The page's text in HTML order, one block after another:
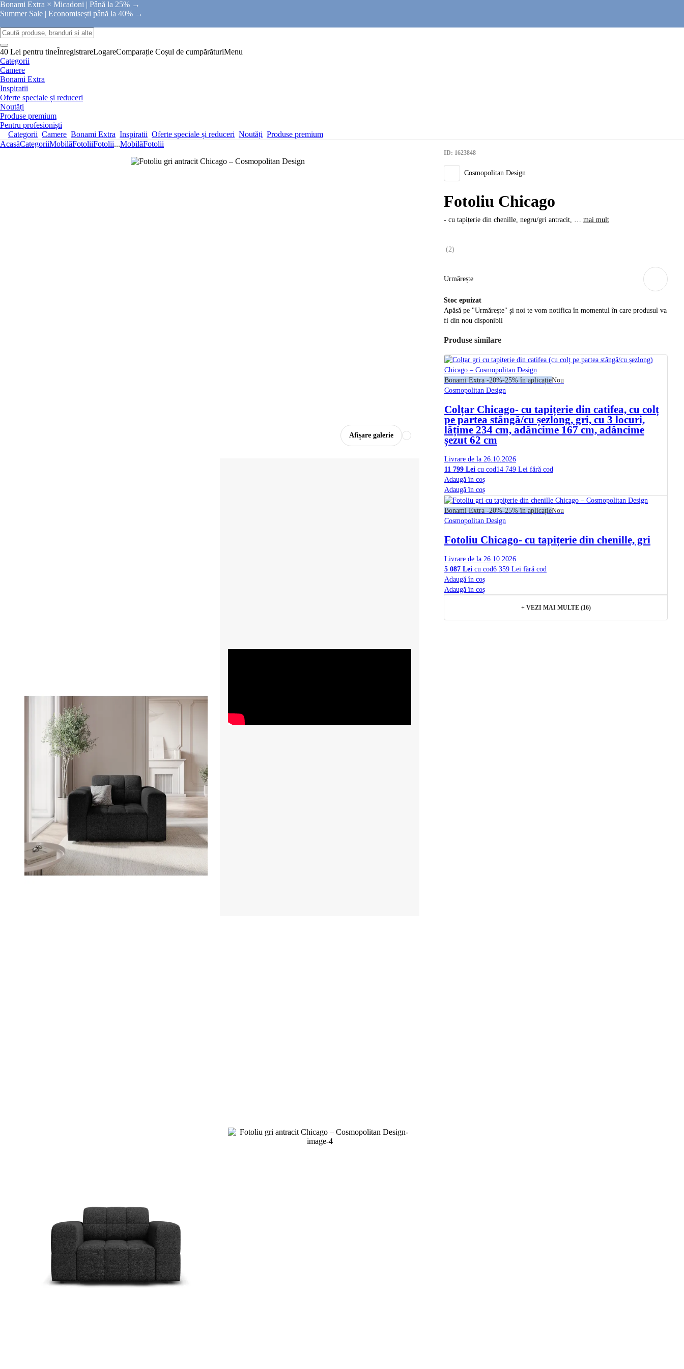
Bonami Extra × Micadoni | Până la 25% →
Summer Sale | Economisești până la 40% →
40 Lei pentru tineÎnregistrareLogareComparație Coșul de cumpărăturiMenu
Categorii
Camere
Bonami Extra
Inspiratii
Oferte speciale și reduceri
Noutăți
Produse premium
Pentru profesioniști
Categorii Camere Bonami Extra Inspiratii Oferte speciale și reduceri Noutăți Produse premium
AcasăCategoriiMobilăFotoliiFotolii...MobilăFotolii
Afișare galerie
ID: 1623848
Cosmopolitan Design
Fotoliu Chicago
- cu tapițerie din chenille, negru/gri antracit, … mai mult
(2)
Urmărește
Stoc epuizat
Apăsă pe "Urmărește" și noi te vom notifica în momentul în care produsul va
fi din nou disponibil
Produse similare
Bonami Extra -20%-25% în aplicațieNou
Cosmopolitan Design
Colțar Chicago- cu tapițerie din catifea, cu colț
pe partea stângă/cu șezlong, gri, cu 3 locuri,
lățime 234 cm, adâncime 167 cm, adâncime
șezut 62 cm
Livrare de la 26.10.2026
11 799 Lei cu cod14 749 Lei fără cod
Adaugă în coș
Adaugă în coș
Bonami Extra -20%-25% în aplicațieNou
Cosmopolitan Design
Fotoliu Chicago- cu tapițerie din chenille, gri
Livrare de la 26.10.2026
5 087 Lei cu cod6 359 Lei fără cod
Adaugă în coș
Adaugă în coș
+ VEZI MAI MULTE (16)